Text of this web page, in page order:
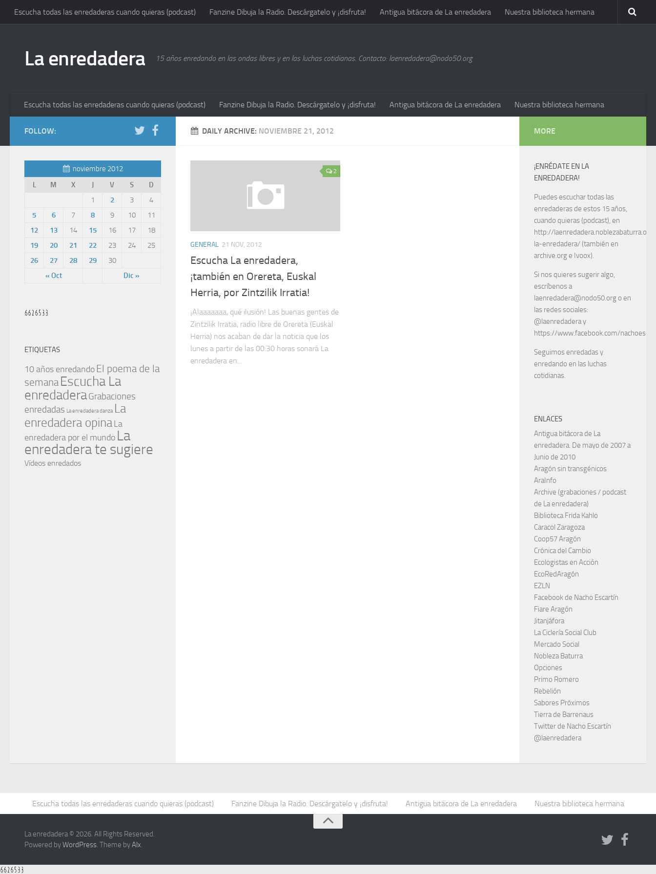
Escucha todas las enredaderas cuando quieras (podcast) Fanzine Dibuja la Radio. Descárgatelo y ¡disfruta! Antigua bitácora de La enredadera Nuestra biblioteca hermana
La enredadera 15 años enredando en las ondas libres y en las luchas cotidianas. Contacto: laenredadera@nodo50.org
Escucha todas las enredaderas cuando quieras (podcast) Fanzine Dibuja la Radio. Descárgatelo y ¡disfruta! Antigua bitácora de La enredadera Nuestra biblioteca hermana
DAILY ARCHIVE: NOVIEMBRE 21, 2012
2
GENERAL 21 NOV, 2012
Escucha La enredadera,
¡también en Orereta, Euskal
Herria, por Zintzilik Irratia!
¡Alaaaaaaa, qué ilusión! Las buenas gentes de
Zintzilik Irratia, radio libre de Orereta (Euskal
Herria) nos acaban de dar la noticia que los
lunes a partir de las 00:30 horas sonará La
enredadera en...
FOLLOW:
noviembre 2012
L
M X J V S D
« Oct Dic »
1 2 3
4
5
6 7 8 9 10
11
12
13 14 15 16 17
18
19
20 21 22 23 24
25
26
27 28 29 30
ETIQUETAS
10 años enredando El poema de la
semana Escucha La
enredaderaGrabaciones
enredadas La enredadera danza La
enredadera opina La
enredadera por el mundo La
enredadera te sugiere
Vídeos enredados
MORE
¡ENRÉDATE EN LA
ENREDADERA!
Puedes escuchar todas las
enredaderas de estos 15 años,
cuando quieras (podcast), en
http://
la-enredadera/ (también en
archive.org e Ivoox).
Si nos quieres sugerir algo,
escríbenos a
laenredadera@nodo50.org o en
las redes sociales:
@laenredadera y
https://www.facebook.com/
Seguimos enredadas y
enredando en las luchas
cotidianas.
ENLACES
Antigua bitácora de La
enredadera. De mayo de 2007 a
Junio de 2010
Aragón sin transgénicos
AraInfo
Archive (grabaciones / podcast
de La enredadera)
Biblioteca Frida Kahlo
Caracol Zaragoza
Coop57 Aragón
Crónica del Cambio
Ecologistas en Acción
EcoRedAragón
EZLN
Facebook de Nacho Escartín
Fiare Aragón
Jitanjáfora
La Ciclería Social Club
Mercado Social
Nobleza Baturra
Opciones
Primo Romero
Rebelión
Sabores Próximos
Tierra de Barrenaus
Twitter de Nacho Escartín
@laenredadera
Escucha todas las enredaderas cuando quieras (podcast) Fanzine Dibuja la Radio. Descárgatelo y ¡disfruta! Antigua bitácora de La enredadera Nuestra biblioteca hermana
La enredadera © 2026. All Rights Reserved.
Powered byWordPress. Theme byAlx.